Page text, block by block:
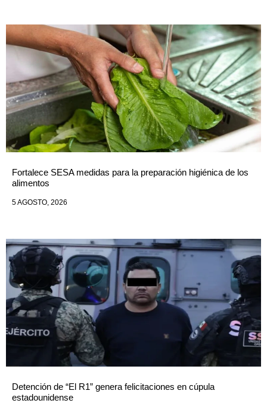
Fortalece SESA medidas para la preparación higiénica de los
alimentos
5 AGOSTO, 2026
Detención de “El R1” genera felicitaciones en cúpula
estadounidense